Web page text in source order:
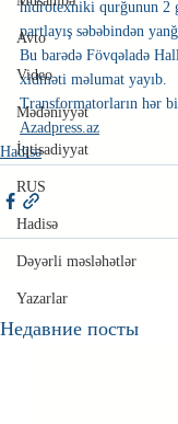
Avto
Video
Mədəniyyət
İqtisadiyyat
RUS
Hadisə
Dəyərli məsləhətlər
Yazarlar
hidrotexniki qurğunun 2
partlayış səbəbindən
Bu barədə Fövqəladə
xidməti məlumat yayıb.
Transformatorların hər
Azadpress.az
Hadisə
Недавние посты